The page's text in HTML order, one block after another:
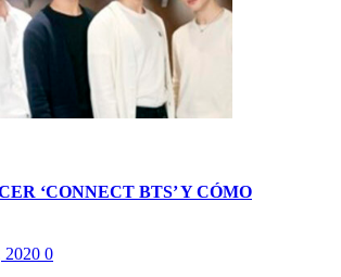
‘CONNECT BTS’ Y CÓMO
2020 0